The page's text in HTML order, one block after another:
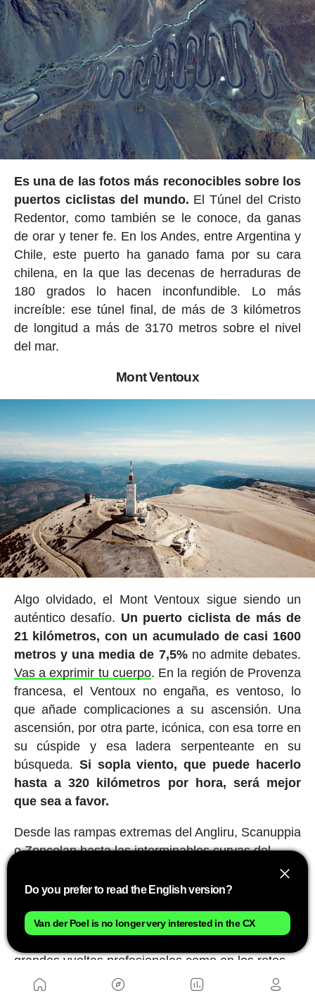
Es una de las fotos más reconocibles sobre los
puertos ciclistas del mundo. El Túnel del Cristo
Redentor, como también se le conoce, da ganas
de orar y tener fe. En los Andes, entre Argentina y
Chile, este puerto ha ganado fama por su cara
chilena, en la que las decenas de herraduras de
180 grados lo hacen inconfundible. Lo más
increíble: ese túnel final, de más de 3 kilómetros
de longitud a más de 3170 metros sobre el nivel
del mar.
Mont Ventoux
Algo olvidado, el Mont Ventoux sigue siendo un
auténtico desafío. Un puerto ciclista de más de
21 kilómetros, con un acumulado de casi 1600
metros y una media de 7,5%no admite debates.
Vas a exprimir tu cuerpo. En la región de Provenza
francesa, el Ventoux no engaña, es ventoso, lo
que añade complicaciones a su ascensión. Una
ascensión, por otra parte, icónica, con esa torre en
su cúspide y esa ladera serpenteante en su
búsqueda. Si sopla viento, que puede hacerlo
hasta a 320 kilómetros por hora, será mejor
que sea a favor.
Desde las rampas extremas del Angliru, Scanuppia
o Zoncolan hasta las interminables curvas del
puertos ofrece una experiencia única sobre la
sueña con coronar al menos una vez en la vida y
grandes vueltas profesionales como en los retos
personales de miles de ciclistas cada temporada.
Do you prefer to read the English version?
Van der Poel is no longer very interested in the CX